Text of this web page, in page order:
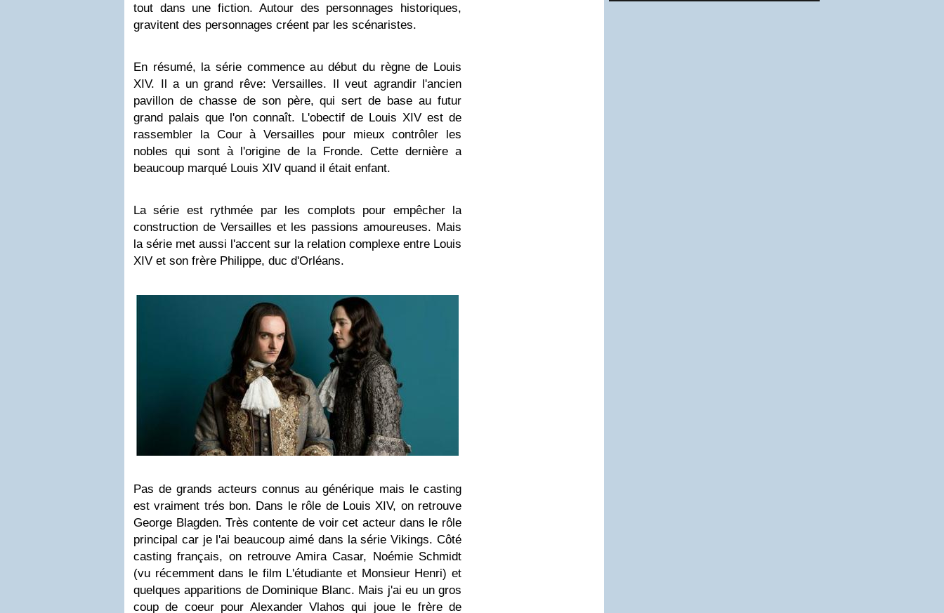
tout dans une fiction. Autour des personnages historiques,
gravitent des personnages créent par les scénaristes.
En résumé, la série commence au début du règne de Louis
XIV. Il a un grand rêve: Versailles. Il veut agrandir l'ancien
pavillon de chasse de son père, qui sert de base au futur
grand palais que l'on connaît. L'obectif de Louis XIV est de
rassembler la Cour à Versailles pour mieux contrôler les
nobles qui sont à l'origine de la Fronde. Cette dernière a
beaucoup marqué Louis XIV quand il était enfant.
La série est rythmée par les complots pour empêcher la
construction de Versailles et les passions amoureuses. Mais
la série met aussi l'accent sur la relation complexe entre Louis
XIV et son frère Philippe, duc d'Orléans.
Pas de grands acteurs connus au générique mais le casting
est vraiment trés bon. Dans le rôle de Louis XIV, on retrouve
George Blagden. Très contente de voir cet acteur dans le rôle
principal car je l'ai beaucoup aimé dans la série Vikings. Côté
casting français, on retrouve Amira Casar, Noémie Schmidt
(vu récemment dans le film L'étudiante et Monsieur Henri) et
quelques apparitions de Dominique Blanc. Mais j'ai eu un gros
coup de coeur pour Alexander Vlahos qui joue le frère de